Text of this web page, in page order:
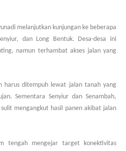
melanjutkan kunjungan ke beberapa
dan Long Bentuk. Desa-desa ini
namun terhambat akses jalan yang
harus ditempuh lewat jalan tanah yang
Sementara Senyiur dan Senambah,
mengangkut hasil panen akibat jalan
tengah mengejar target konektivitas